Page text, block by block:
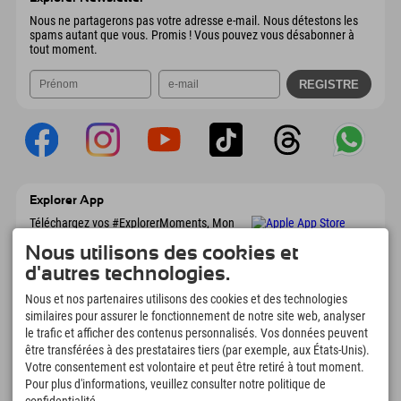
Nous ne partagerons pas votre adresse e-mail. Nous détestons les
spams autant que vous. Promis ! Vous pouvez vous désabonner à
tout moment.
Explorer App
Téléchargez vos #ExplorerMoments, Mon
réservations, liste de choses à faire, aperçu
des restaurants et bien plus encore.
Téléchargez-le maintenant !
L'heure des moments d'exploration
166
Lacs de montagne et
piscines d'aventure
4.634km
Pistes de ski et de
snowboard
Nous utilisons des cookies et
d'autres technologies.
Nous et nos partenaires utilisons des cookies et des technologies
similaires pour assurer le fonctionnement de notre site web, analyser
le trafic et afficher des contenus personnalisés. Vos données peuvent
être transférées à des prestataires tiers (par exemple, aux États-Unis).
Votre consentement est volontaire et peut être retiré à tout moment.
Pour plus d'informations, veuillez consulter notre politique de